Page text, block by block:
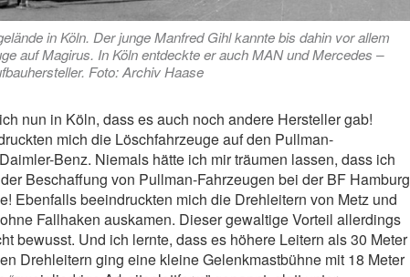
in Köln. Der junge Manfred Gihl kannte bis dahin vor allem
auf Magirus. In Köln entdeckte er auch MAN und Mercedes –
Foto: Archiv Haase
nun in Köln, dass es auch noch andere Hersteller gab!
mich die Löschfahrzeuge auf den Pullman-
Benz. Niemals hätte ich mir träumen lassen, dass ich
Beschaffung von Pullman-Fahrzeugen bei der BF Hamburg
Ebenfalls beeindruckten mich die Drehleitern von Metz und
Fallhaken auskamen. Dieser gewaltige Vorteil allerdings
bewusst. Und ich lernte, dass es höhere Leitern als 30 Meter
Drehleitern ging eine kleine Gelenkmastbühne mit 18 Meter